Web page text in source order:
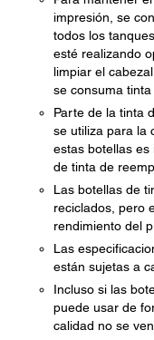
impresión, se
todos los
esté realizando
limpiar el
se consuma
Parte de la tinta
se utiliza para la
estas botellas
de tinta de
Las botellas de
reciclados, pero
rendimiento del
Las
están sujetas a
Incluso si las
puede usar de
calidad no se